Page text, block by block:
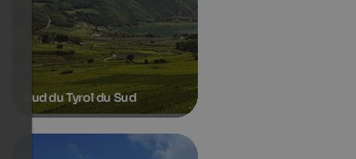
Sud du Tyrol du Sud